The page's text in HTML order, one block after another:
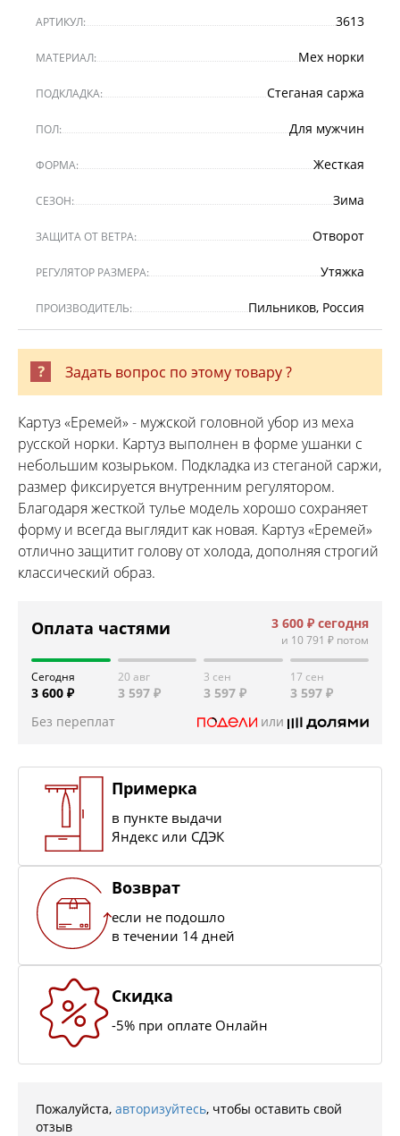
АРТИКУЛ: 3613
МАТЕРИАЛ: Мех норки
ПОДКЛАДКА: Стеганая саржа
ПОЛ: Для мужчин
ФОРМА: Жесткая
СЕЗОН: Зима
ЗАЩИТА ОТ ВЕТРА: Отворот
РЕГУЛЯТОР РАЗМЕРА: Утяжка
ПРОИЗВОДИТЕЛЬ: Пильников, Россия
Задать вопрос по этому товару ?
Картуз «Еремей» - мужской головной убор из меха
русской норки. Картуз выполнен в форме ушанки с
небольшим козырьком. Подкладка из стеганой саржи,
размер фиксируется внутренним регулятором.
Благодаря жесткой тулье модель хорошо сохраняет
форму и всегда выглядит как новая. Картуз «Еремей»
отлично защитит голову от холода, дополняя строгий
классический образ.
Оплата частями 3 600 ₽ сегодня
и 10 791 ₽ потом
Сегодня
3 600 ₽
20 авг
3 597 ₽
3 сен
3 597 ₽
17 сен
3 597 ₽
Без переплат
или
Примерка
в пункте выдачи
Яндекс или СДЭК
Возврат
если не подошло
в течении 14 дней
Скидка
-5% при оплате Онлайн
Пожалуйста, авторизуйтесь, чтобы оставить свой
отзыв